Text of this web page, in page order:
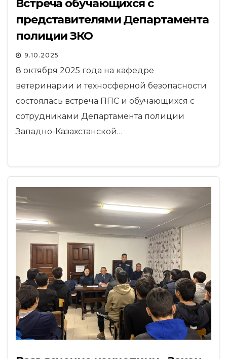
Встреча обучающихся с
представителями Департамента
полиции ЗКО
9.10.2025
8 октября 2025 года на кафедре
ветеринарии и техносферной безопасности
состоялась встреча ППС и обучающихся с
сотрудниками Департамента полиции
Западно-Казахстанской…